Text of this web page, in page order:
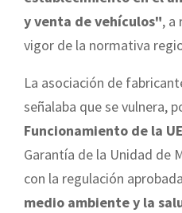
y venta de vehículos", a
vigor de la normativa
La asociación de
señalaba que se vulnera,
Funcionamiento de la UE
Garantía de la Unidad de
con la regulación aprobada
medio ambiente y la